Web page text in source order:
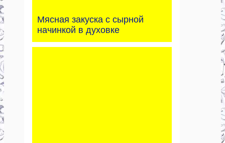
Мясная закуска с сырной
начинкой в духовке